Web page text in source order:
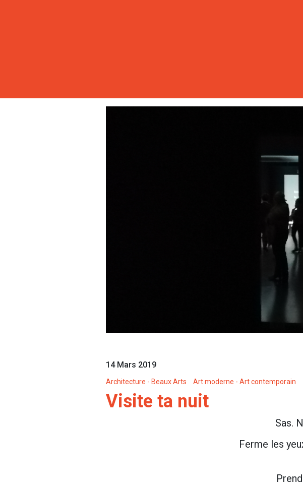
14 Mars 2019
Architecture - Beaux Arts Art moderne - Art contemporain
Visite ta nuit
Sas.
Ferme les